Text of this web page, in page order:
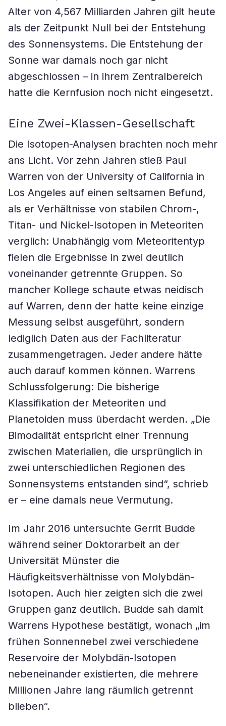
Alter von 4,567 Milliarden Jahren gilt heute
als der Zeitpunkt Null bei der Entstehung
des Sonnensystems. Die Entstehung der
Sonne war damals noch gar nicht
abgeschlossen – in ihrem Zentralbereich
hatte die Kernfusion noch nicht eingesetzt.
Eine Zwei-Klassen-Gesellschaft
Die Isotopen-Analysen brachten noch mehr
ans Licht. Vor zehn Jahren stieß Paul
Warren von der University of California in
Los Angeles auf einen seltsamen Befund,
als er Verhältnisse von stabilen Chrom-,
Titan- und Nickel-Isotopen in Meteoriten
verglich: Unabhängig vom Meteoritentyp
fielen die Ergebnisse in zwei deutlich
voneinander getrennte Gruppen. So
mancher Kollege schaute etwas neidisch
auf Warren, denn der hatte keine einzige
Messung selbst ausgeführt, sondern
lediglich Daten aus der Fachliteratur
zusammengetragen. Jeder andere hätte
auch darauf kommen können. Warrens
Schlussfolgerung: Die bisherige
Klassifikation der Meteoriten und
Planetoiden muss überdacht werden. „Die
Bimodalität entspricht einer Trennung
zwischen Materialien, die ursprünglich in
zwei unterschiedlichen Regionen des
Sonnensystems entstanden sind“, schrieb
er – eine damals neue Vermutung.
Im Jahr 2016 untersuchte Gerrit Budde
während seiner Doktorarbeit an der
Universität Münster die
Häufigkeitsverhältnisse von Molybdän-
Isotopen. Auch hier zeigten sich die zwei
Gruppen ganz deutlich. Budde sah damit
Warrens Hypothese bestätigt, wonach „im
frühen Sonnennebel zwei verschiedene
Reservoire der Molybdän-Isotopen
nebeneinander existierten, die mehrere
Millionen Jahre lang räumlich getrennt
blieben“.